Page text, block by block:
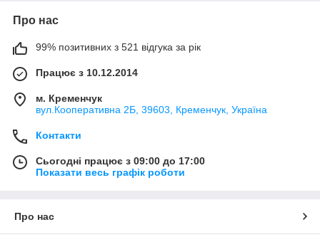
Про нас
99% позитивних з 521 відгука за рік
Працює з 10.12.2014
м. Кременчук
вул.Кооперативна 2Б, 39603, Кременчук, Україна
Контакти
Сьогодні працює з 09:00 до 17:00
Показати весь графік роботи
Про нас